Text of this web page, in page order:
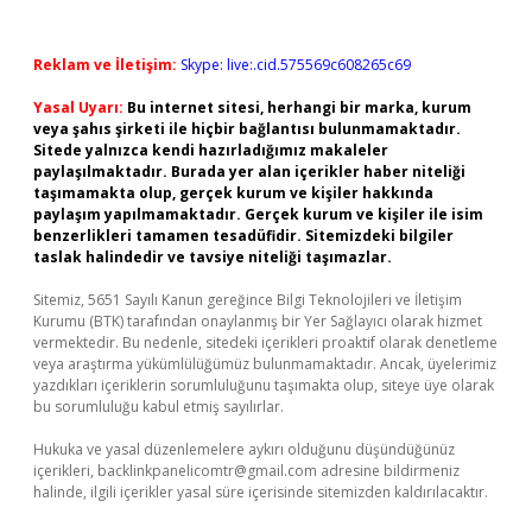
Reklam ve İletişim: Skype: live:.cid.575569c608265c69
Yasal Uyarı: Bu internet sitesi, herhangi bir marka, kurum
veya şahıs şirketi ile hiçbir bağlantısı bulunmamaktadır.
Sitede yalnızca kendi hazırladığımız makaleler
paylaşılmaktadır. Burada yer alan içerikler haber niteliği
taşımamakta olup, gerçek kurum ve kişiler hakkında
paylaşım yapılmamaktadır. Gerçek kurum ve kişiler ile isim
benzerlikleri tamamen tesadüfidir. Sitemizdeki bilgiler
taslak halindedir ve tavsiye niteliği taşımazlar.
Sitemiz, 5651 Sayılı Kanun gereğince Bilgi Teknolojileri ve İletişim
Kurumu (BTK) tarafından onaylanmış bir Yer Sağlayıcı olarak hizmet
vermektedir. Bu nedenle, sitedeki içerikleri proaktif olarak denetleme
veya araştırma yükümlülüğümüz bulunmamaktadır. Ancak, üyelerimiz
yazdıkları içeriklerin sorumluluğunu taşımakta olup, siteye üye olarak
bu sorumluluğu kabul etmiş sayılırlar.
Hukuka ve yasal düzenlemelere aykırı olduğunu düşündüğünüz
içerikleri, backlinkpanelicomtr@gmail.com adresine bildirmeniz
halinde, ilgili içerikler yasal süre içerisinde sitemizden kaldırılacaktır.